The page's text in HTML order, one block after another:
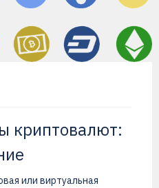
криптовалют:
или виртуальная